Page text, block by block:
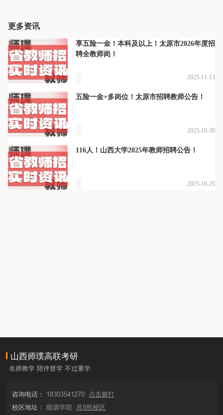
更多资讯
享五险一金！本科及以上！太原市2026年度招
聘全教师岗！
2025-11-13
五险一金+多岗位！太原市招聘教师公告！
2025-10-30
116人！山西大学2025年教师招聘公告！
2025-10-25
山西师璞高联考研
名师教学 陪伴督学 不过重学
咨询电话： 18303541270
点击拨打
校区地址： 能源学院 共9所校区